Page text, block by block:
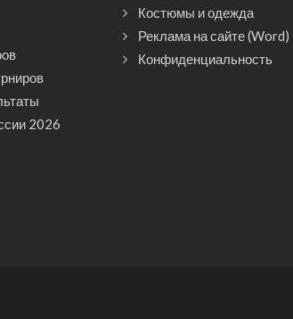
2026
Костюмы и одежда
Реклама на сайте (Word)
Конфиденциальность